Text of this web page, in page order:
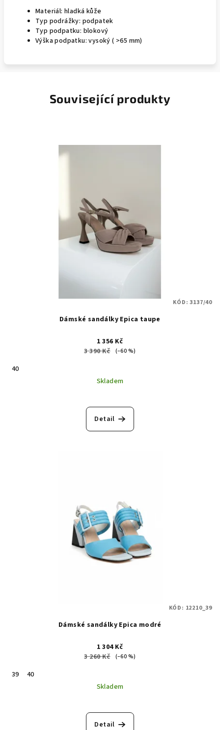
Materiál: hladká kůže
Typ podrážky: podpatek
Typ podpatku: blokový
Výška podpatku: vysoký ( >65 mm)
Související produkty
Dámské sandálky Epica taupe
1 356 Kč
3 390 Kč
(–60 %)
40
Skladem
Detail
KÓD:3137/40
Dámské sandálky Epica modré
1 304 Kč
3 260 Kč
(–60 %)
39
40
Skladem
Detail
KÓD: 12210_39